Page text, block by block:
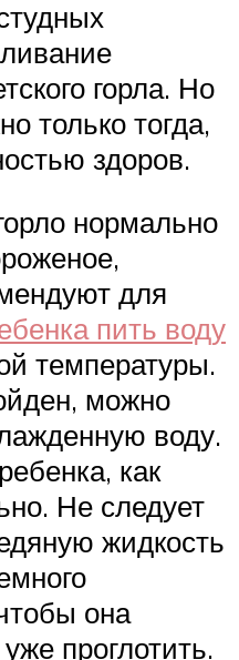
горла. Но
только тогда,
здоров.
нормально
для
пить воду
температуры.
можно
воду.
как
Не следует
жидкость
она
проглотить.